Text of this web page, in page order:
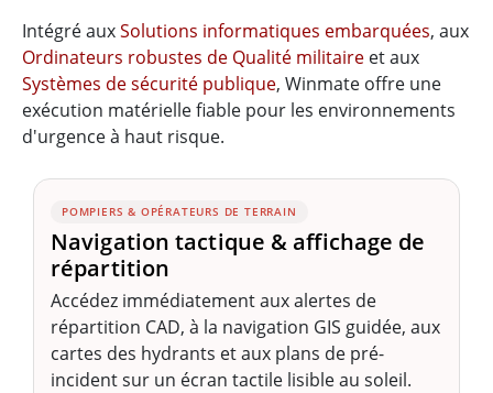
Intégré auxSolutions informatiques embarquées, aux
Ordinateurs robustes de Qualité militaire et aux
Systèmes de sécurité publique, Winmate offre une
exécution matérielle fiable pour les environnements
d'urgence à haut risque.
POMPIERS & OPÉRATEURS DE TERRAIN
Navigation tactique & affichage de
répartition
Accédez immédiatement aux alertes de
répartition CAD, à la navigation GIS guidée, aux
cartes des hydrants et aux plans de pré-
incident sur un écran tactile lisible au soleil.